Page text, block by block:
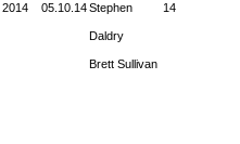
2014 05.10.14Stephen
Daldry
Brett Sullivan
14